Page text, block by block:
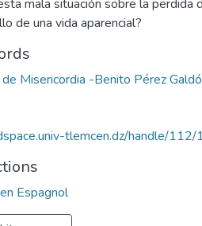
mala situación sobre la perdida
de una vida aparencial?
Misericordia -Benito Pérez
tlemcen.dz/handle/
Espagnol